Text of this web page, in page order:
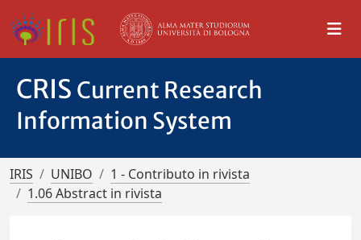
CRIS Current Research
Information System
IRIS UNIBO
1 - Contributo in rivista
1.06 Abstract in rivista